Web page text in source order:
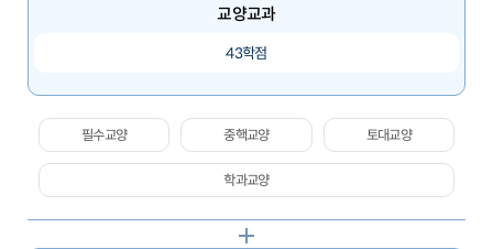
교양교과
43학점
필수교양 중핵교양 토대교양
학과교양